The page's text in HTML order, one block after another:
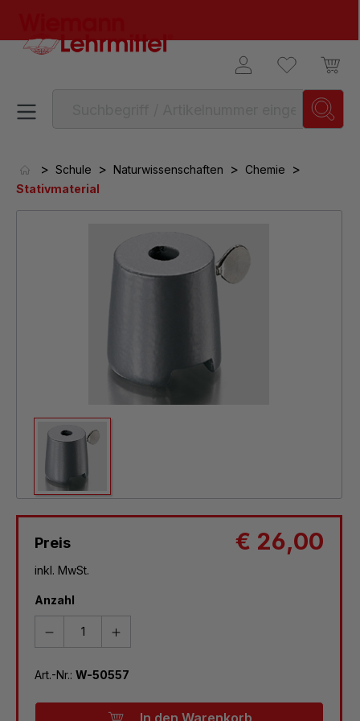
> Schule > Naturwissenschaften > Chemie >
Stativmaterial
Preis € 26,00
inkl. MwSt.
Anzahl
Art.-Nr.: W-50557
In den Warenkorb